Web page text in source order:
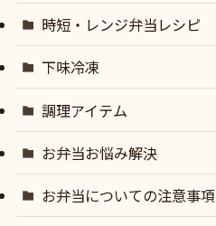
時短・レンジ弁当レシピ
下味冷凍
調理アイテム
お弁当お悩み解決
お弁当についての注意事項